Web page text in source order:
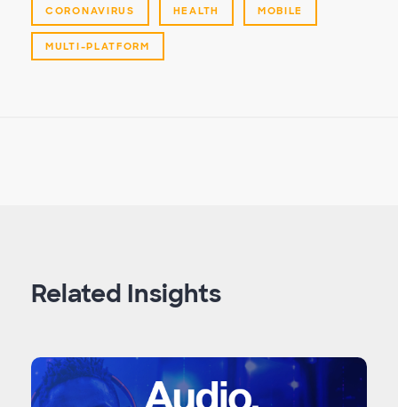
CORONAVIRUS HEALTH MOBILE
MULTI-PLATFORM
Related Insights